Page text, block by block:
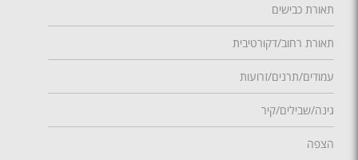
תאורת כבישים
תאורת רחוב/דקורטיבית
עמודים/תרנים/זרועות
גינה/שבילים/קיר
הצפה